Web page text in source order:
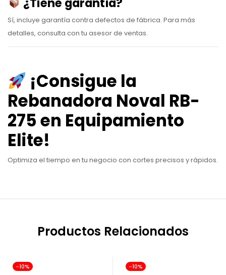
Sí, incluye garantía contra defectos de fábrica. Para más
detalles, consulta con tu asesor de ventas.
¡Consigue la
Rebanadora Noval RB-
275 en Equipamiento
Elite!
Optimiza el tiempo en tu negocio con cortes precisos y rápidos.
Productos Relacionados
-10% -10%